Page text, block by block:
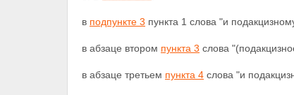
в подпункте 3 пункта 1 слова "и
в абзаце втором пункта 3 слова
в абзаце третьем пункта 4 слова "и